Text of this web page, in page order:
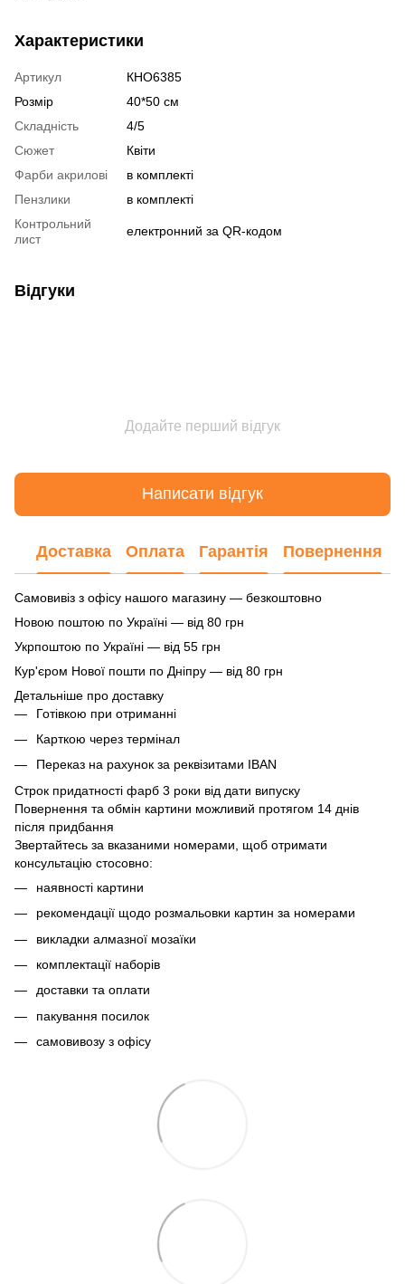
Характеристики
Артикул
КНО6385
Розмір
40*50 см
Складність
4/5
Сюжет
Квіти
Фарби акрилові
в комплекті
Пензлики
в комплекті
Контрольний
лист
електронний за QR-кодом
Відгуки
Додайте перший відгук
Написати відгук
Доставка Оплата Гарантія Повернення
Самовивіз з офісу нашого магазину — безкоштовно
Новою поштою по Україні — від 80 грн
Укрпоштою по Україні — від 55 грн
Кур'єром Нової пошти по Дніпру — від 80 грн
Детальніше про доставку
Готівкою при отриманні
Карткою через термінал
Переказ на рахунок за реквізитами IBAN
Строк придатності фарб 3 роки від дати випуску
Повернення та обмін картини можливий протягом 14 днів
після придбання
Звертайтесь за вказаними номерами, щоб отримати
консультацію стосовно:
наявності картини
рекомендації щодо розмальовки картин за номерами
викладки алмазної мозаїки
комплектації наборів
доставки та оплати
пакування посилок
самовивозу з офісу